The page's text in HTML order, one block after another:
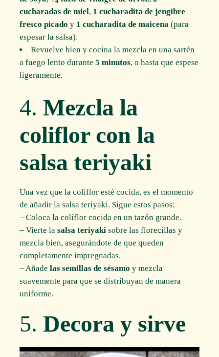
cucharadas de miel, 1 cucharadita de jengibre
fresco picado y 1 cucharadita de maicena (para
espesar la salsa).
Revuelve bien y cocina la mezcla en una sartén
a fuego lento durante5 minutos, o hasta que espese
ligeramente.
4.Mezcla la
coliflor con la
salsa teriyaki
Una vez que la coliflor esté cocida, es el momento
de añadir la salsa teriyaki. Sigue estos pasos:
– Coloca la coliflor cocida en un tazón grande.
– Vierte lasalsa teriyaki sobre las florecillas y
mezcla bien, asegurándote de que queden
completamente impregnadas.
– Añadelas semillas de sésamo y mezcla
suavemente para que se distribuyan de manera
uniforme.
5.Decora y sirve